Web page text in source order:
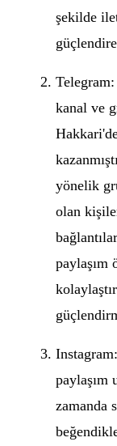
şekilde
kanal ve
yönelik
olan
paylaşım
paylaşım
zamanda